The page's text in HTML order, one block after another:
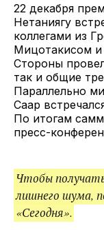
22 декабря
Нетаниягу
коллегами из
Мицотакисом
Стороны
так и общие
Параллельно
Саар
По итогам
пресс-
Чтобы
лишнего шума,
«Сегодня».